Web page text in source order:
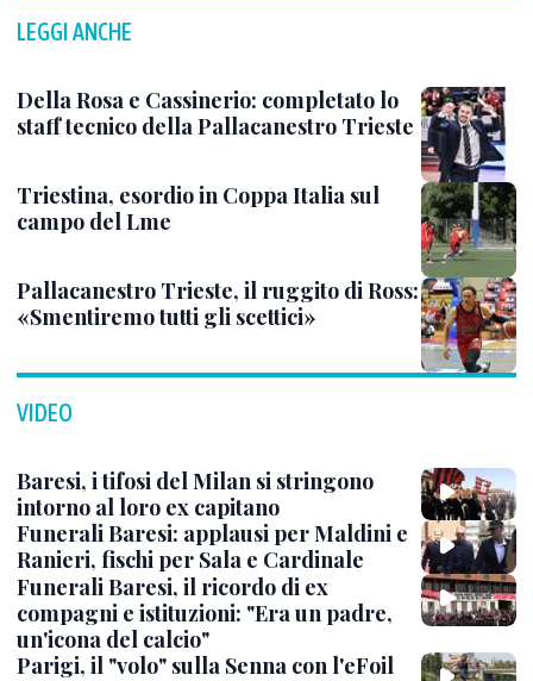
LEGGI ANCHE
Della Rosa e Cassinerio: completato lo
staff tecnico della Pallacanestro Trieste
Triestina, esordio in Coppa Italia sul
campo del Lme
Pallacanestro Trieste, il ruggito di Ross:
«Smentiremo tutti gli scettici»
VIDEO
Baresi, i tifosi del Milan si stringono
intorno al loro ex capitano
Funerali Baresi: applausi per Maldini e
Ranieri, fischi per Sala e Cardinale
Funerali Baresi, il ricordo di ex
compagni e istituzioni: "Era un padre,
un'icona del calcio"
Parigi, il "volo" sulla Senna con l'eFoil